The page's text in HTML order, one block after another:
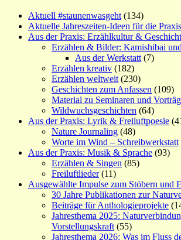
Aktuell #staunenwasgeht (134)
Aktuelle Jahreszeiten-Ideen für die Praxis
Aus der Praxis: Erzählkultur &
Erzählen & Bilder: Kamishibai
Aus der Werkstatt (7)
Erzählen kreativ (182)
Erzählen weltweit (230)
Geschichten zum Anfassen (109)
Material zu Seminaren und
Wildwuchsgeschichten (64)
Aus der Praxis: Lyrik & Freiluftpoesie
Nature Journaling (48)
Worte im Wind – Schreibwerkstatt
Aus der Praxis: Musik & Sprache (93)
Erzählen & Singen (85)
Freiluftlieder(11)
Ausgewählte Impulse zum Stöbern und
30 Jahre Publikationen zur
Beiträge für Anthologieprojekte
Jahresthema 2025:
Vorstellungskraft (55)
Jahresthema 2026: Was im Fluss